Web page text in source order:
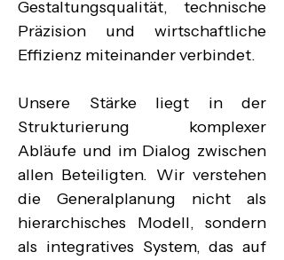
Gestaltungsqualität, technische
Präzision und wirtschaftliche
Effizienz miteinander verbindet.
Unsere Stärke liegt in der
Strukturierung komplexer
Abläufe und im Dialog zwischen
allen Beteiligten. Wir verstehen
die Generalplanung nicht als
hierarchisches Modell, sondern
als integratives System, das auf